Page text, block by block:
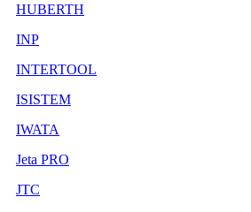
HUBERTH
INP
INTERTOOL
ISISTEM
IWATA
Jeta PRO
JTC